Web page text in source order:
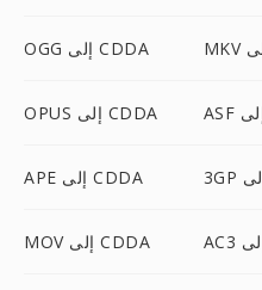
OGG إلى CDDA
OPUS إلى CDDA
APE إلى CDDA
MOV إلى CDDA